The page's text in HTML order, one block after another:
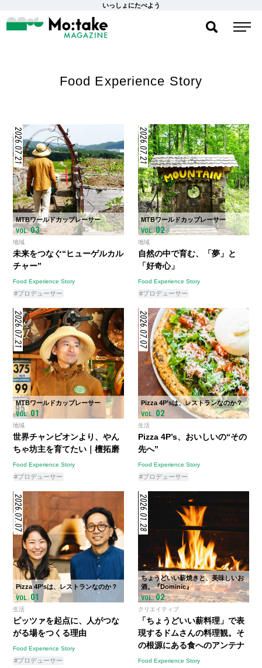
いっしょにたべよう
Food Experience Story
2026.07.21
MTBワールドカップレーサー
VOL.03
地域
未来をつなぐ“ヒューゲルカル
チャー”
Food Experience Story
#プロデューサー
2026.07.21
MTBワールドカップレーサー
VOL.02
地域
自然の中で育む、「夢」と
「好奇心」
Food Experience Story
#プロデューサー
2026.07.21
MTBワールドカップレーサー
VOL.01
地域
世界チャンピオンより、やん
ちゃ坊主を育てたい｜檀拓磨
Food Experience Story
#プロデューサー
2026.07.07
Pizza 4P’sは、レストランなのか？
VOL. 02
生活
Pizza 4P’s、おいしいの“その
先へ”
Food Experience Story
#プロデューサー
2026.07.07
Pizza 4P’sは、レストランなのか？
VOL. 01
生活
ピッツァを起点に、人がつな
がる場をつくる理由
Food Experience Story
#プロデューサー
2026.01.28
ちょうどいい薪焼きと、美味しいお
酒。『Dominic』
VOL.02
クリエイティブ
「ちょうどいい薪料理」で表
現するドムさんの料理観。そ
の根源にある食へのアンテナ
Food Experience Story